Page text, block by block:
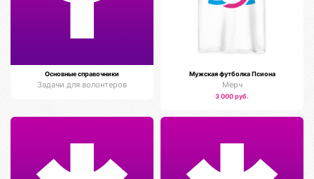
Основные справочники
Задачи для волонтеров
Мужская футболка Псиона
Мерч
3 000 руб.